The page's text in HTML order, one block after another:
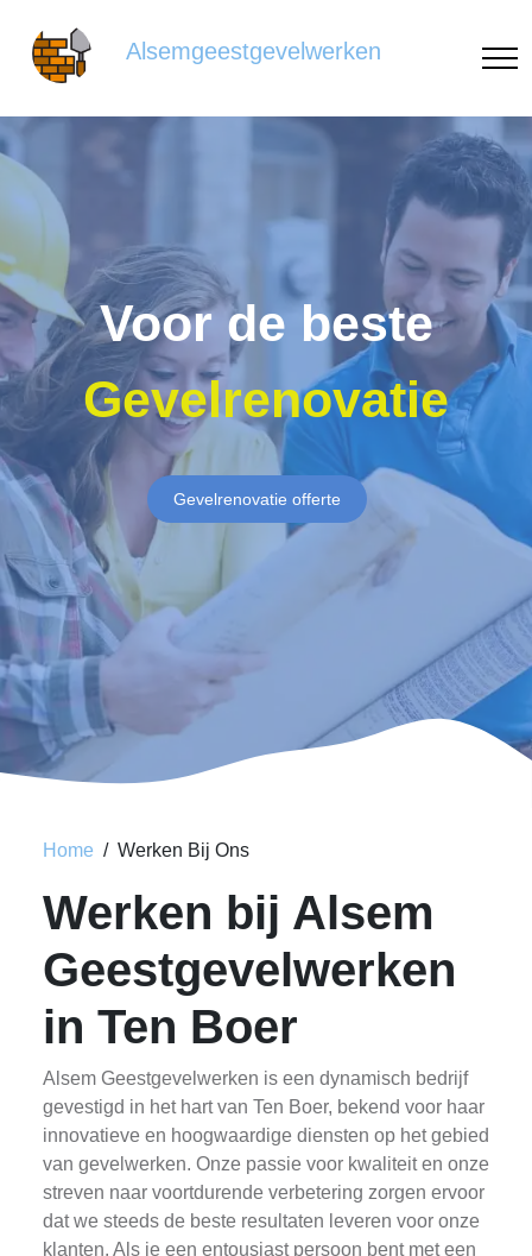
Alsemgeestgevelwerken
Voor de beste
Gevelrenovatie
Gevelrenovatie offerte
Home Werken Bij Ons
Werken bij Alsem
Geestgevelwerken
in Ten Boer
Alsem Geestgevelwerken is een dynamisch bedrijf
gevestigd in het hart van Ten Boer, bekend voor haar
innovatieve en hoogwaardige diensten op het gebied
van gevelwerken. Onze passie voor kwaliteit en onze
streven naar voortdurende verbetering zorgen ervoor
dat we steeds de beste resultaten leveren voor onze
klanten. Als je een entousiast persoon bent met een